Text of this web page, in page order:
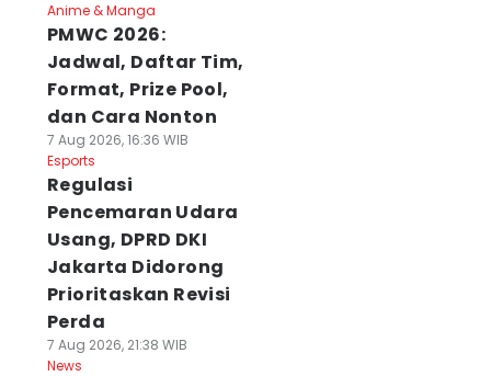
Anime & Manga
PMWC 2026:
Jadwal, Daftar Tim,
Format, Prize Pool,
dan Cara Nonton
7 Aug 2026, 16:36 WIB
Esports
Regulasi
Pencemaran Udara
Usang, DPRD DKI
Jakarta Didorong
Prioritaskan Revisi
Perda
7 Aug 2026, 21:38 WIB
News